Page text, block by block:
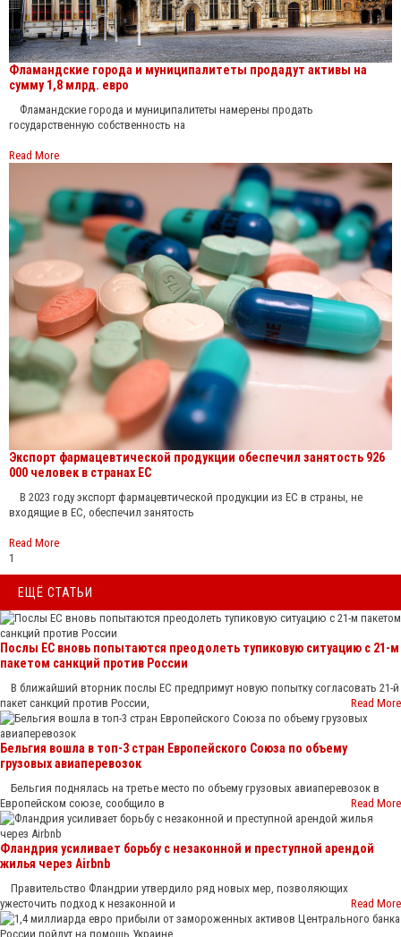
Фламандские города и муниципалитеты продадут активы на
сумму 1,8 млрд. евро
Фламандские города и муниципалитеты намерены продать
государственную собственность на
Read More
Экспорт фармацевтической продукции обеспечил занятость 926
000 человек в странах ЕС
В 2023 году экспорт фармацевтической продукции из ЕС в страны, не
входящие в ЕС, обеспечил занятость
Read More
1
ЕЩЁ СТАТЬИ
Послы ЕС вновь попытаются преодолеть тупиковую ситуацию с 21-м
пакетом санкций против России
В ближайший вторник послы ЕС предпримут новую попытку согласовать 21-й
пакет санкций против России,
Read More
Бельгия вошла в топ-3 стран Европейского Союза по объему
грузовых авиаперевозок
Бельгия поднялась на третье место по объему грузовых авиаперевозок в
Европейском союзе, сообщило в
Read More
Фландрия усиливает борьбу с незаконной и преступной арендой
жилья через Airbnb
Правительство Фландрии утвердило ряд новых мер, позволяющих
ужесточить подход к незаконной и
Read More